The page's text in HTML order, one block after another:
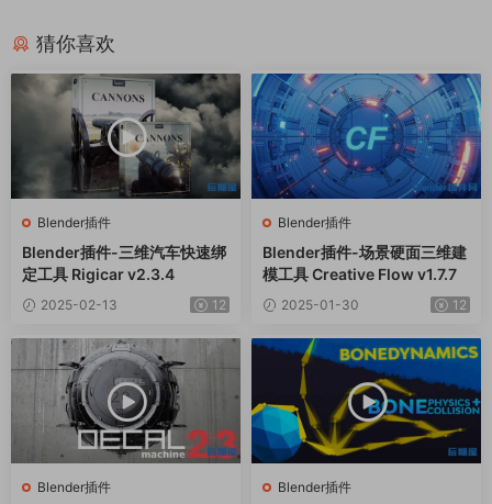
猜你喜欢
Blender插件
Blender插件-三维汽车快速绑
定工具 Rigicar v2.3.4
2025-02-13 12
Blender插件
Blender插件-场景硬面三维建
模工具 Creative Flow v1.7.7
2025-01-30 12
Blender插件 Blender插件